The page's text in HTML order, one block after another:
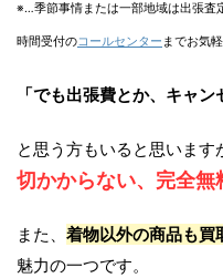
※…季節事情または一部地域は出張査
時間受付のコールセンター までお気
「でも出張費とか、キャ
と思う方もいると思います
切かからない、完全無
また、 着物以外の商品も買
魅力の一つです。